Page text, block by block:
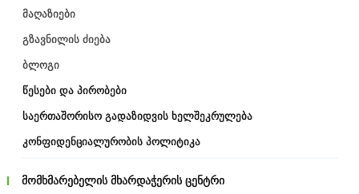
Მაღაზიები
Გზავნილის Ძიება
Ბლოგი
Წესები Და Პირობები
Საერთაშორისო Გადაზიდვის Ხელშეკრულება
Კონფიდენციალურობის Პოლიტიკა
მომხმარებელის მხარდაჭერის ცენტრი